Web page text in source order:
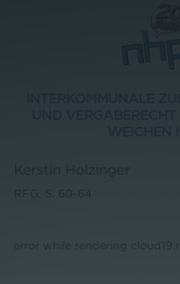
error while rendering